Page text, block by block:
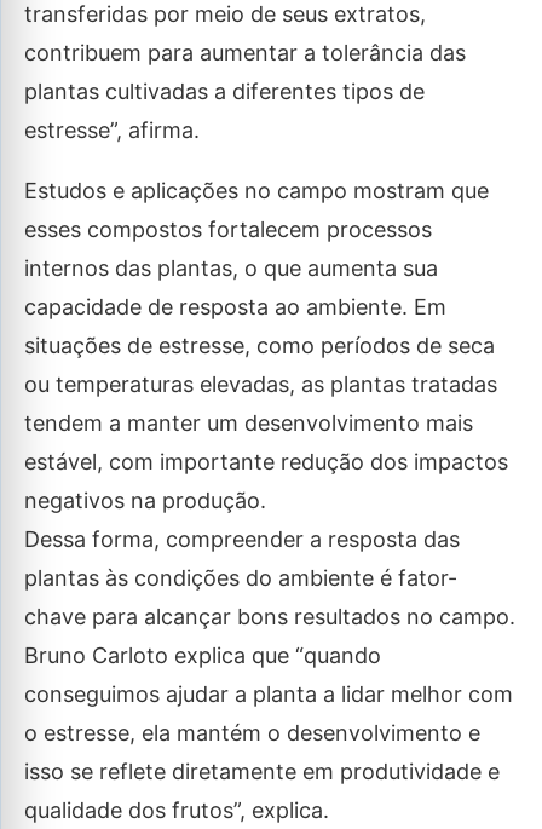
transferidas por meio de seus extratos,
contribuem para aumentar a tolerância das
plantas cultivadas a diferentes tipos de
estresse”, afirma.
Estudos e aplicações no campo mostram que
esses compostos fortalecem processos
internos das plantas, o que aumenta sua
capacidade de resposta ao ambiente. Em
situações de estresse, como períodos de seca
ou temperaturas elevadas, as plantas tratadas
tendem a manter um desenvolvimento mais
estável, com importante redução dos impactos
negativos na produção.
Dessa forma, compreender a resposta das
plantas às condições do ambiente é fator-
chave para alcançar bons resultados no campo.
Bruno Carloto explica que “quando
conseguimos ajudar a planta a lidar melhor com
o estresse, ela mantém o desenvolvimento e
isso se reflete diretamente em produtividade e
qualidade dos frutos”, explica.